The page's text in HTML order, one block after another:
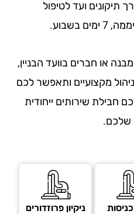
ועד לטיפול
בוועד הבניין,
ותאפשר לכם
ייחודית
ניקיון פרוזדורים